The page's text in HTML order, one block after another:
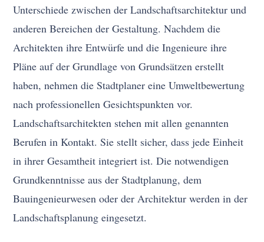
Unterschiede zwischen der Landschaftsarchitektur und
anderen Bereichen der Gestaltung. Nachdem die
Architekten ihre Entwürfe und die Ingenieure ihre
Pläne auf der Grundlage von Grundsätzen erstellt
haben, nehmen die Stadtplaner eine Umweltbewertung
nach professionellen Gesichtspunkten vor.
Landschaftsarchitekten stehen mit allen genannten
Berufen in Kontakt. Sie stellt sicher, dass jede Einheit
in ihrer Gesamtheit integriert ist. Die notwendigen
Grundkenntnisse aus der Stadtplanung, dem
Bauingenieurwesen oder der Architektur werden in der
Landschaftsplanung eingesetzt.